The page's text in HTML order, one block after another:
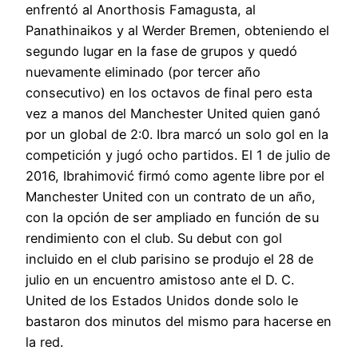
enfrentó al Anorthosis Famagusta, al
Panathinaikos y al Werder Bremen, obteniendo el
segundo lugar en la fase de grupos y quedó
nuevamente eliminado (por tercer año
consecutivo) en los octavos de final pero esta
vez a manos del Manchester United quien ganó
por un global de 2:0. Ibra marcó un solo gol en la
competición y jugó ocho partidos. El 1 de julio de
2016, Ibrahimović firmó como agente libre por el
Manchester United con un contrato de un año,
con la opción de ser ampliado en función de su
rendimiento con el club. Su debut con gol
incluido en el club parisino se produjo el 28 de
julio en un encuentro amistoso ante el D. C.
United de los Estados Unidos donde solo le
bastaron dos minutos del mismo para hacerse en
la red.